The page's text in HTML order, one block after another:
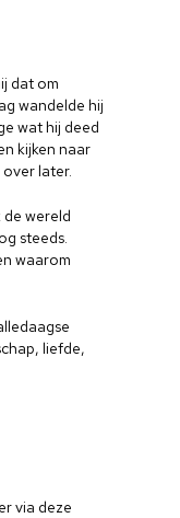
dat om
wandelde hij
wat hij deed
kijken naar
later.
de wereld
steeds.
waarom
liefde,
via deze